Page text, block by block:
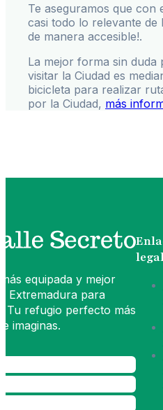
Te aseguramos que con
casi todo lo relevante de
de manera accesible!.
La mejor forma sin duda
visitar la Ciudad es
bicicleta para realizar
por la Ciudad, más
equipada y mejor
Extremadura para
Tu refugio perfecto más
imaginas.